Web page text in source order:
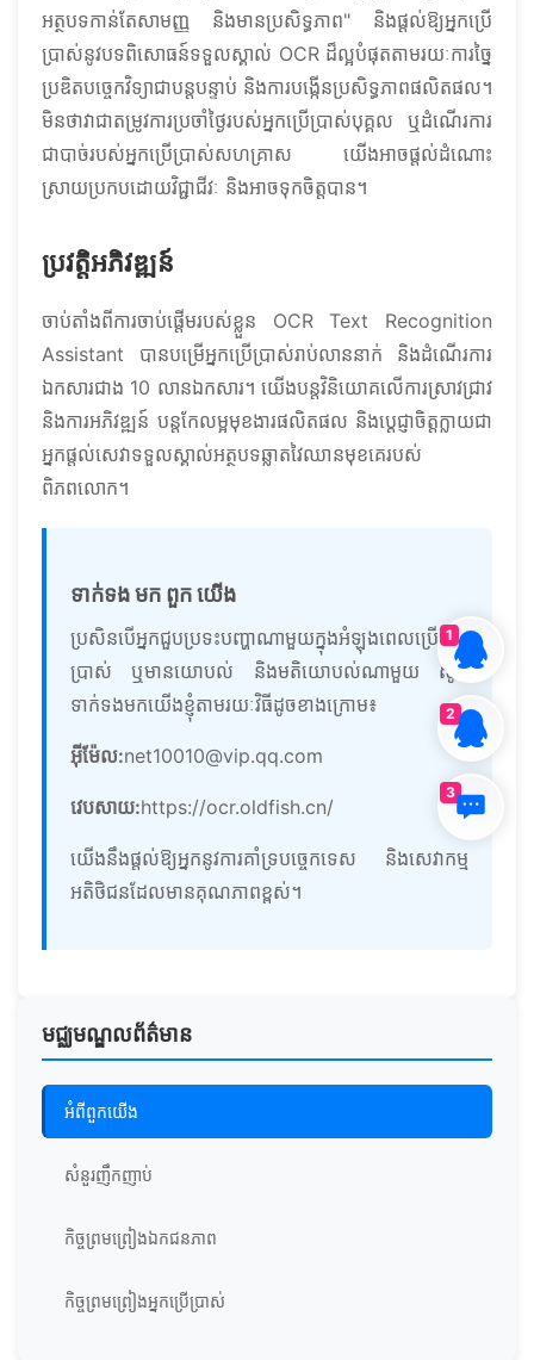
មជ្ឈមណ្ឌលព័ត៌មាន
អំពី​ពួក​យើង
សំនួរញឹកញាប់
កិច្ចព្រមព្រៀងឯកជនភាព
កិច្ចព្រមព្រៀងអ្នកប្រើប្រាស់
អត្ថបទកាន់តែសាមញ្ញ និងមានប្រសិទ្ធភាព" និងផ្តល់ឱ្យអ្នកប្រើ
ប្រាស់នូវបទពិសោធន៍ទទួលស្គាល់ OCR ដ៏ល្អបំផុតតាមរយៈការច្នៃ
ប្រឌិតបច្ចេកវិទ្យាជាបន្តបន្ទាប់ និងការបង្កើនប្រសិទ្ធភាពផលិតផល។
មិនថាវាជាតម្រូវការប្រចាំថ្ងៃរបស់អ្នកប្រើប្រាស់បុគ្គល ឬដំណើរការ
ជាបាច់របស់អ្នកប្រើប្រាស់សហគ្រាស យើងអាចផ្តល់ដំណោះ
ស្រាយប្រកបដោយវិជ្ជាជីវៈ និងអាចទុកចិត្តបាន។
ប្រវត្តិអភិវឌ្ឍន៍
ចាប់តាំងពីការចាប់ផ្តើមរបស់ខ្លួន OCR Text Recognition
Assistant បានបម្រើអ្នកប្រើប្រាស់រាប់លាននាក់ និងដំណើរការ
ឯកសារជាង 10 លានឯកសារ។ យើងបន្តវិនិយោគលើការស្រាវជ្រាវ
និងការអភិវឌ្ឍន៍ បន្តកែលម្អមុខងារផលិតផល និងប្តេជ្ញាចិត្តក្លាយជា
អ្នកផ្តល់សេវាទទួលស្គាល់អត្ថបទឆ្លាតវៃឈានមុខគេរបស់
ពិភពលោក។
ទាក់ទង មក ពួក យើង
ប្រសិនបើអ្នកជួបប្រទះបញ្ហាណាមួយក្នុងអំឡុងពេលប្រើ
ប្រាស់ ឬមានយោបល់ និងមតិយោបល់ណាមួយ សូម
ទាក់ទងមកយើងខ្ញុំតាមរយៈវិធីដូចខាងក្រោម៖
អ៊ីម៉ែល:net10010@vip.qq.com
វេបសាយ:https://ocr.oldfish.cn/
យើងនឹងផ្តល់ឱ្យអ្នកនូវការគាំទ្របច្ចេកទេស និងសេវាកម្ម
អតិថិជនដែលមានគុណភាពខ្ពស់។
1
2
3